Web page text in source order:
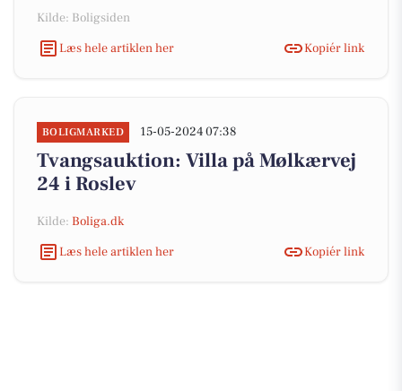
Kilde: Boligsiden
Læs hele artiklen her
Kopiér link
BOLIGMARKED 15-05-2024 07:38
Tvangsauktion: Villa på Mølkærvej
24 i Roslev
Kilde: Boliga.dk
Læs hele artiklen her
Kopiér link